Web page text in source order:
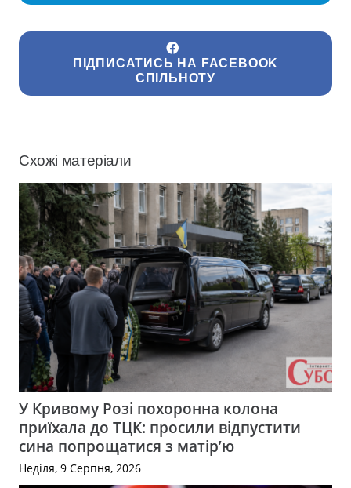
ПІДПИСАТИСЬ НА FACEBOOK
СПІЛЬНОТУ
Схожі матеріали
У Кривому Розі похоронна колона
приїхала до ТЦК: просили відпустити
сина попрощатися з матір’ю
Неділя, 9 Серпня, 2026